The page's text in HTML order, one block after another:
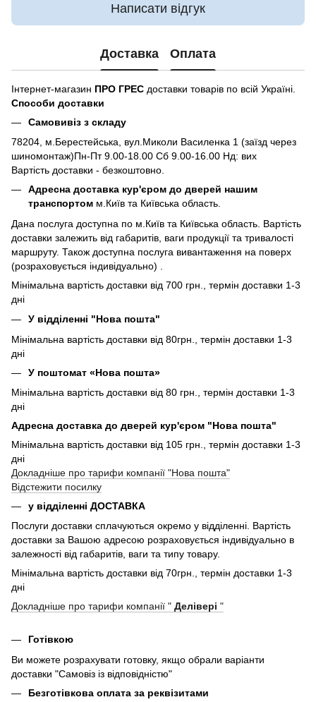
Написати відгук
Доставка Оплата
Інтернет-магазин ПРО ГРЕС доставки товарів по всій Україні.
Способи доставки
Самовивіз з складу
78204, м.Берестейська, вул.Миколи Василенка 1 (заїзд через
шиномонтаж)Пн-Пт 9.00-18.00 Сб 9.00-16.00 Нд: вих
Вартість доставки - безкоштовно.
Адресна доставка кур'єром до дверей нашим
транспортом м.Київ та Київська область.
Дана послуга доступна по м.Київ та Київська область. Вартість
доставки залежить від габаритів, ваги продукції та тривалості
маршруту. Також доступна послуга вивантаження на поверх
(розраховується індивідуально) .
Мінімальна вартість доставки від 700 грн., термін доставки 1-3
дні
У відділенні "Нова пошта"
Мінімальна вартість доставки від 80грн., термін доставки 1-3
дні
У поштомат «Нова пошта»
Мінімальна вартість доставки від 80 грн., термін доставки 1-3
дні
Адресна доставка до дверей кур'єром "Нова пошта"
Мінімальна вартість доставки від 105 грн., термін доставки 1-3
дні
Докладніше про тарифи компанії "Нова пошта"
Відстежити посилку
у відділенні ДОСТАВКА
Послуги доставки сплачуються окремо у відділенні. Вартість
доставки за Вашою адресою розраховується індивідуально в
залежності від габаритів, ваги та типу товару.
Мінімальна вартість доставки від 70грн., термін доставки 1-3
дні
Докладніше про тарифи компанії " Делівері "
Готівкою
Ви можете розрахувати готовку, якщо обрали варіанти
доставки "Самовіз із відповідністю"
Безготівкова оплата за реквізитами